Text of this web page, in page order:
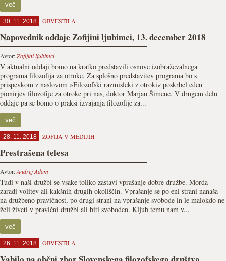
več
30. 11. 2018 OBVESTILA
Napovednik oddaje Zofijini ljubimci, 13. december 2018
Avtor:Zofijini ljubimci
V aktualni oddaji bomo na kratko predstavili osnove izobraževalnega
programa filozofija za otroke. Za splošno predstavitev programa bo s
prispevkom z naslovom »Filozofski razmisleki z otroki« poskrbel eden
pionirjev filozofije za otroke pri nas, doktor Marjan Šimenc. V drugem delu
oddaje pa se bomo o praksi izvajanja filozofije za...
več
28. 11. 2018 ZOFIJA V MEDIJIH
Prestrašena telesa
Avtor:Andrej Adam
Tudi v naši družbi se vsake toliko zastavi vprašanje dobre družbe. Morda
zaradi volitev ali kakšnih drugih okoliščin. Vprašanje se po eni strani nanaša
na družbeno pravičnost, po drugi strani na vprašanje svobode in le malokdo ne
želi živeti v pravični družbi ali biti svoboden. Kljub temu nam v...
več
26. 11. 2018 OBVESTILA